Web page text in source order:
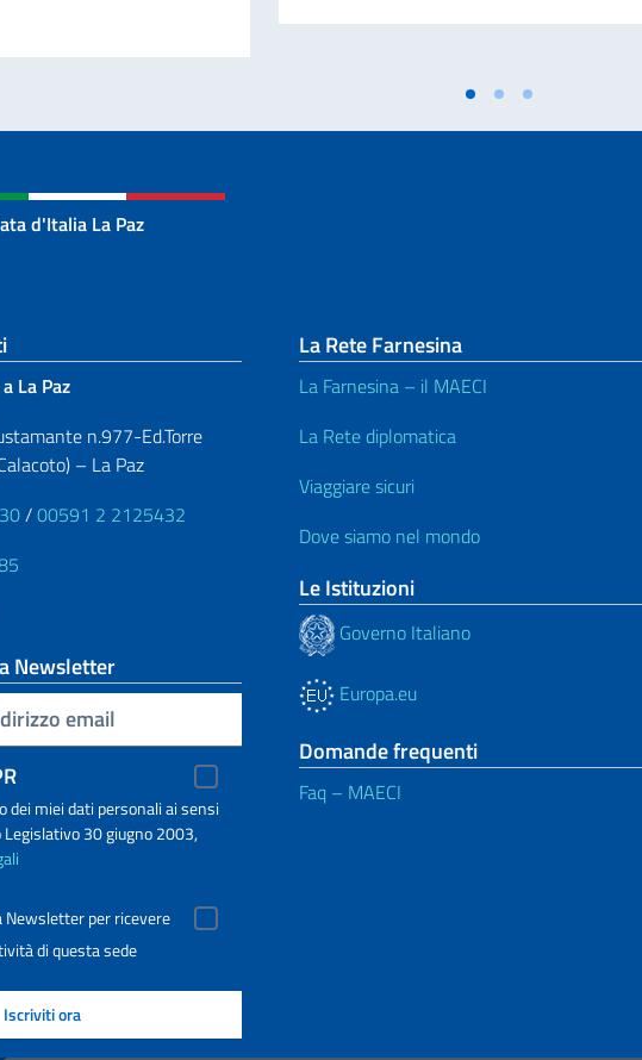
d'Italia La Paz
La Paz
n.977-Ed.Torre
– La Paz
/00591 2 2125432
Newsletter
miei dati personali ai sensi
Legislativo 30 giugno 2003,
Newsletter per ricevere
di questa sede
La Rete Farnesina
La Farnesina – il MAECI
La Rete diplomatica
Viaggiare sicuri
Dove siamo nel mondo
Le Istituzioni
Governo Italiano
Europa.eu
Domande frequenti
Faq – MAECI